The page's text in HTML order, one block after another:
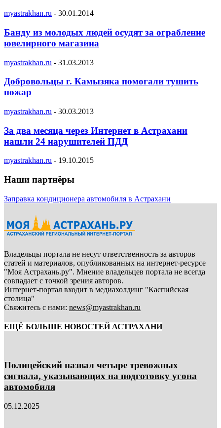
myastrakhan.ru - 30.01.2014
Банду из молодых людей осудят за ограбление
ювелирного магазина
myastrakhan.ru - 31.03.2013
Добровольцы г. Камызяка помогали тушить
пожар
myastrakhan.ru - 30.03.2013
За два месяца через Интернет в Астрахани
нашли 24 нарушителей ПДД
myastrakhan.ru - 19.10.2015
Наши партнёры
Заправка кондиционера автомобиля в Астрахани
Владельцы портала не несут ответственность за авторов
статей и материалов, опубликованных на интернет-ресурсе
"Моя Астрахань.ру". Мнение владельцев портала не всегда
совпадает с точкой зрения авторов.
Интернет-портал входит в медиахолдинг "Каспийская
столица"
Свяжитесь с нами: news@myastrakhan.ru
ЕЩЁ БОЛЬШЕ НОВОСТЕЙ АСТРАХАНИ
Полицейский назвал четыре тревожных
сигнала, указывающих на подготовку угона
автомобиля
05.12.2025